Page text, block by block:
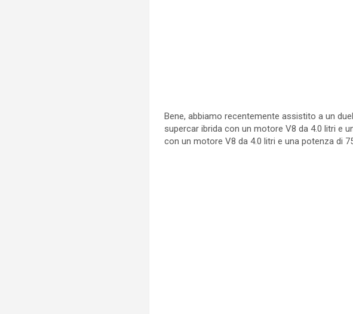
Bene, abbiamo recentemente assistito a un
supercar ibrida con un motore V8 da 4.0 litri e
con un motore V8 da 4.0 litri e una potenza di